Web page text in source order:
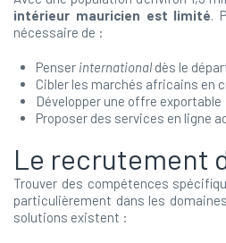
intérieur mauricien est limité.
nécessaire de :
Penser international dès le
Cibler les marchés africains en
Développer une offre exportable
Proposer des services en ligne
Le recrutement
Trouver des compétences
particulièrement dans les
solutions existent :